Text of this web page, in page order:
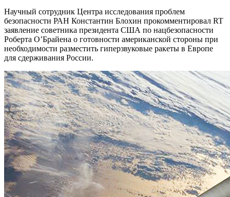
Научный сотрудник Центра исследования проблем
безопасности РАН Константин Блохин прокомментировал RT
заявление советника президента США по нацбезопасности
Роберта О’Брайена о готовности американской стороны при
необходимости разместить гиперзвуковые ракеты в Европе
для сдерживания России.